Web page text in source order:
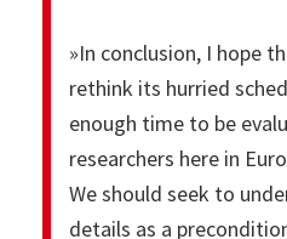
»In conclusion, I hope
rethink its hurried
enough time to be
researchers here in
We should seek to
details as a